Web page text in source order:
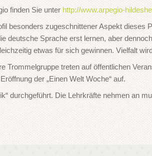
finden Sie unter http://www.arpegio-
besonders zugeschnittener Aspekt dieses
deutsche Sprache erst lernen, aber
etwas für sich gewinnen. Vielfalt
Trommelgruppe treten auf öffentlichen
der „Einen Welt Woche“ auf.
durchgeführt. Die Lehrkräfte nehmen an